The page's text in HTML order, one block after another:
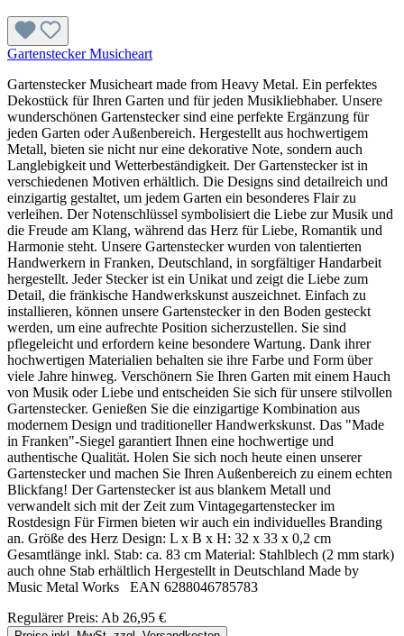
Gartenstecker Musicheart
Gartenstecker Musicheart made from Heavy Metal. Ein perfektes
Dekostück für Ihren Garten und für jeden Musikliebhaber. Unsere
wunderschönen Gartenstecker sind eine perfekte Ergänzung für
jeden Garten oder Außenbereich. Hergestellt aus hochwertigem
Metall, bieten sie nicht nur eine dekorative Note, sondern auch
Langlebigkeit und Wetterbeständigkeit. Der Gartenstecker ist in
verschiedenen Motiven erhältlich. Die Designs sind detailreich und
einzigartig gestaltet, um jedem Garten ein besonderes Flair zu
verleihen. Der Notenschlüssel symbolisiert die Liebe zur Musik und
die Freude am Klang, während das Herz für Liebe, Romantik und
Harmonie steht. Unsere Gartenstecker wurden von talentierten
Handwerkern in Franken, Deutschland, in sorgfältiger Handarbeit
hergestellt. Jeder Stecker ist ein Unikat und zeigt die Liebe zum
Detail, die fränkische Handwerkskunst auszeichnet. Einfach zu
installieren, können unsere Gartenstecker in den Boden gesteckt
werden, um eine aufrechte Position sicherzustellen. Sie sind
pflegeleicht und erfordern keine besondere Wartung. Dank ihrer
hochwertigen Materialien behalten sie ihre Farbe und Form über
viele Jahre hinweg. Verschönern Sie Ihren Garten mit einem Hauch
von Musik oder Liebe und entscheiden Sie sich für unsere stilvollen
Gartenstecker. Genießen Sie die einzigartige Kombination aus
modernem Design und traditioneller Handwerkskunst. Das "Made
in Franken"-Siegel garantiert Ihnen eine hochwertige und
authentische Qualität. Holen Sie sich noch heute einen unserer
Gartenstecker und machen Sie Ihren Außenbereich zu einem echten
Blickfang! Der Gartenstecker ist aus blankem Metall und
verwandelt sich mit der Zeit zum Vintagegartenstecker im
Rostdesign Für Firmen bieten wir auch ein individuelles Branding
an. Größe des Herz Design: L x B x H: 32 x 33 x 0,2 cm
Gesamtlänge inkl. Stab: ca. 83 cm Material: Stahlblech (2 mm stark)
auch ohne Stab erhältlich Hergestellt in Deutschland Made by
Music Metal Works EAN 6288046785783
Regulärer Preis: Ab 26,95 €